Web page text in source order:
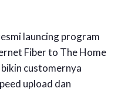
launcing program
Fiber to The Home
customernya
upload dan